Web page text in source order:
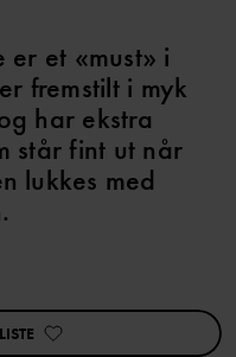
er et «must» i
fremstilt i myk
har ekstra
står fint ut når
lukkes med